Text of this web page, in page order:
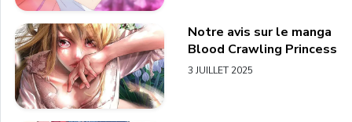
Notre avis sur le manga
Blood Crawling Princess
3 JUILLET 2025